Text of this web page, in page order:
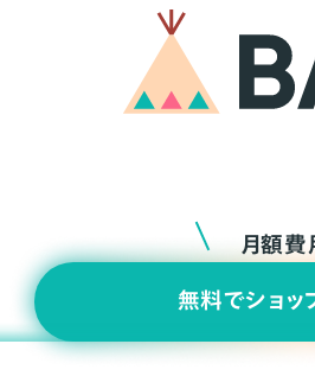
月額費
無料でショッ